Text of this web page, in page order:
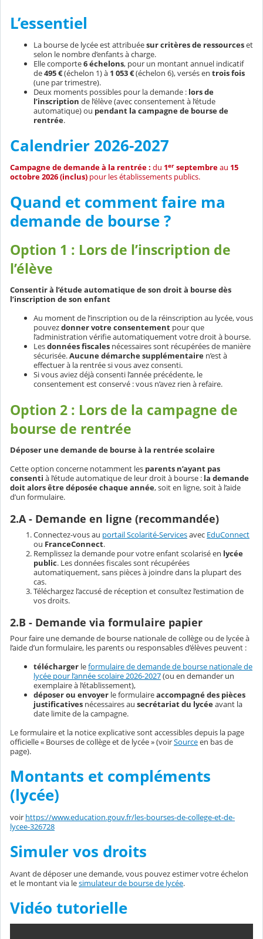
L’essentiel
La bourse de lycée est attribuéesur critères de ressourceset
selon le nombre d’enfants à charge.
Elle comporte6 échelons, pour un montant annuel indicatif
de495 €(échelon 1) à 1 053 €(échelon 6), versés en trois fois
(une par trimestre).
Deux moments possibles pour la demande : lors de
l’inscription de l’élève (avec consentement à l’étude
automatique) ou pendant la campagne de bourse de
rentrée.
Calendrier 2026-2027
Campagne de demande à la rentrée : du 1er septembreau 15
octobre 2026 (inclus) pour les établissements publics.
Quand et comment faire ma
demande de bourse ?
Option 1 : Lors de l’inscription de
l’élève
Consentir à l’étude automatique de son droit à bourse dès
l’inscription de son enfant
Au moment de l’inscription ou de la réinscription au lycée, vous
pouvezdonner votre consentement pour que
l’administration vérifie automatiquement votre droit à bourse.
Lesdonnées fiscales nécessaires sont récupérées de manière
sécurisée.Aucune démarche supplémentaire n’est à
effectuer à la rentrée si vous avez consenti.
Si vous aviez déjà consenti l’année précédente, le
consentement est conservé : vous n’avez rien à refaire.
Option 2 : Lors de la campagne de
bourse de rentrée
Déposer une demande de bourse à la rentrée scolaire
Cette option concerne notamment les parents n’ayant pas
consenti à l’étude automatique de leur droit à bourse : la demande
doit alors être déposée chaque année, soit en ligne, soit à l’aide
d’un formulaire.
2.A - Demande en ligne (recommandée)
Connectez-vous au portail Scolarité-Servicesavec EduConnect
ou FranceConnect.
Remplissez la demande pour votre enfant scolarisé en lycée
public. Les données fiscales sont récupérées
automatiquement, sans pièces à joindre dans la plupart des
cas.
Téléchargez l’accusé de réception et consultez l’estimation de
vos droits.
2.B - Demande via formulaire papier
Pour faire une demande de bourse nationale de collège ou de lycée à
l’aide d’un formulaire, les parents ou responsables d’élèves peuvent :
télécharger leformulaire de demande de bourse nationale de
lycée pour l’année scolaire 2026-2027(ou en demander un
exemplaire à l’établissement),
déposer ou envoyer le formulaireaccompagné des pièces
justificatives nécessaires au secrétariat du lycéeavant la
date limite de la campagne.
Le formulaire et la notice explicative sont accessibles depuis la page
officielle « Bourses de collège et de lycée » (voirSourceen bas de
page).
Montants et compléments
(lycée)
voir https://www.education.gouv.fr/les-bourses-de-college-et-de-
lycee-326728
Simuler vos droits
Avant de déposer une demande, vous pouvez estimer votre échelon
et le montant via lesimulateur de bourse de lycée.
Vidéo tutorielle